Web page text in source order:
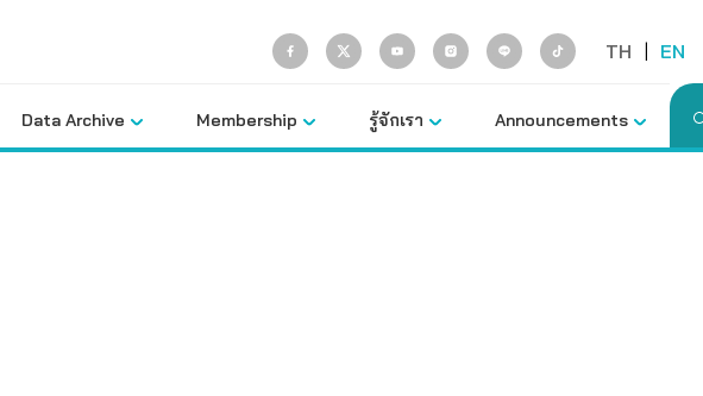
TH | EN
Data Archive Membership รู้จักเรา Announcements